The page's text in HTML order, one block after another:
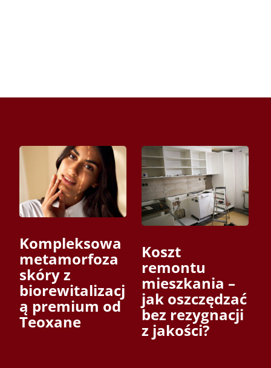
Kompleksowa
metamorfoza
skóry z
biorewitalizacj
ą premium od
Teoxane
Koszt
remontu
mieszkania –
jak oszczędzać
bez rezygnacji
z jakości?